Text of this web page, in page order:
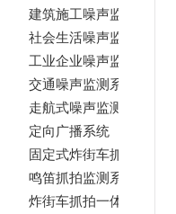
建筑施工噪声监测系统
社会生活噪声监测系统
工业企业噪声监测系统
交通噪声监测系统
走航式噪声监测系统
定向广播系统
固定式炸街车抓拍系统
鸣笛抓拍监测系统
炸街车抓拍一体机